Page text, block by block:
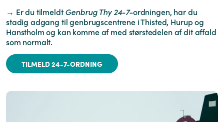
→ Er du tilmeldtGenbrug Thy 24-7-ordningen, har du
stadig adgang til genbrugscentrene i Thisted, Hurup og
Hanstholm og kan komme af med størstedelen af dit affald
som normalt.
TILMELD 24-7-ORDNING